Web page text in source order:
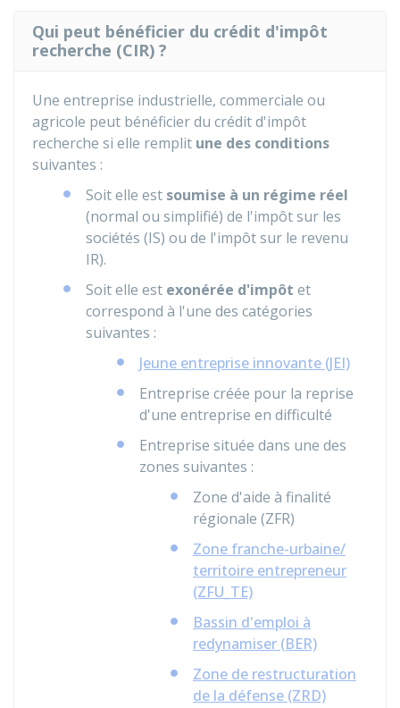
Qui peut bénéficier du crédit d'impôt
recherche (CIR) ?
Une entreprise industrielle, commerciale ou
agricole peut bénéficier du crédit d'impôt
recherche si elle remplit une des conditions
suivantes :
Soit elle est soumise à un régime réel
(normal ou simplifié) de l'impôt sur les
sociétés (IS) ou de l'impôt sur le revenu
IR).
Soit elle est exonérée d'impôt et
correspond à l'une des catégories
suivantes :
Jeune entreprise innovante (JEI)
Entreprise créée pour la reprise
d'une entreprise en difficulté
Entreprise située dans une des
zones suivantes :
Zone d'aide à finalité
régionale (ZFR)
Zone franche-urbaine/
territoire entrepreneur
(ZFU_TE)
Bassin d'emploi à
redynamiser (BER)
Zone de restructuration
de la défense (ZRD)